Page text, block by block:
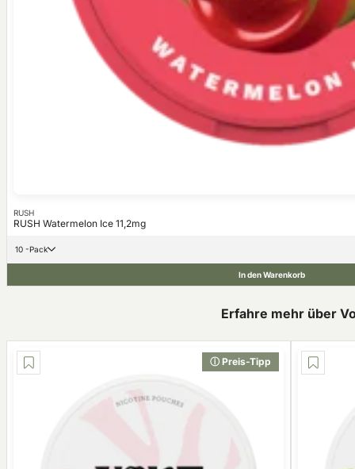
RUSH
RUSH Watermelon Ice 11,2mg
10 -Pack
In den Warenkorb
Erfahre mehr über
ⓘ Preis-Tipp